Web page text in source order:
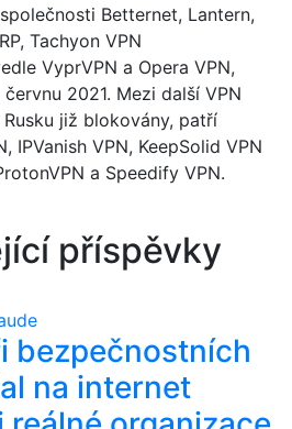
Betternet, Lantern,
Tachyon VPN
VyprVPN a Opera VPN,
2021. Mezi další VPN
již blokovány, patří
IPVanish VPN, KeepSolid VPN
a Speedify VPN.
příspěvky
bezpečnostních
na internet